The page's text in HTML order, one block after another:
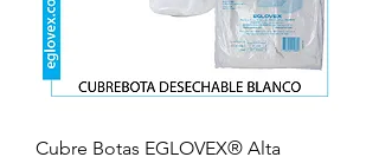
Cubre Botas EGLOVEX® Alta